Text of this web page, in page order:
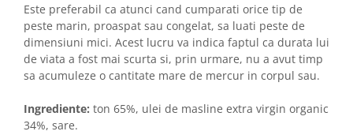
Este preferabil ca atunci cand cumparati orice tip de
peste marin, proaspat sau congelat, sa luati peste de
dimensiuni mici. Acest lucru va indica faptul ca durata lui
de viata a fost mai scurta si, prin urmare, nu a avut timp
sa acumuleze o cantitate mare de mercur in corpul sau.
Ingrediente: ton 65%, ulei de masline extra virgin organic
34%, sare.